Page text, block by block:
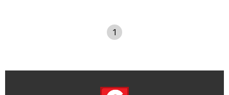
1